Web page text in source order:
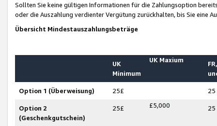
Sollten Sie keine gültigen Informationen für die Zahlungsoption
oder die Auszahlung verdienter Vergütung zurückhalten, bis Sie
Übersicht Mindestauszahlungsbeträge
UK
Minimum
UK Maxium
Option 1 (Überweisung) 25£ 25
Option 2
(Geschenkgutschein)
25£ £5,000 25